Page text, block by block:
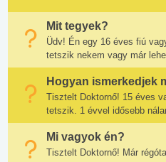
Mit tegyek?
Üdv! Én egy 16 éves fiú
tetszik nekem vagy már
Hogyan ismerkedjek
Tisztelt Doktornő! 15 éves
tetszik. 1 évvel idősebb
Mi vagyok én?
Tisztelt Doktornő! Már